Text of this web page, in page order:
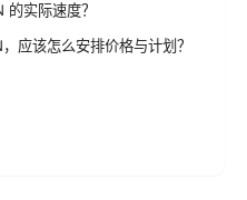
实际速度？
应该怎么安排价格与计划？